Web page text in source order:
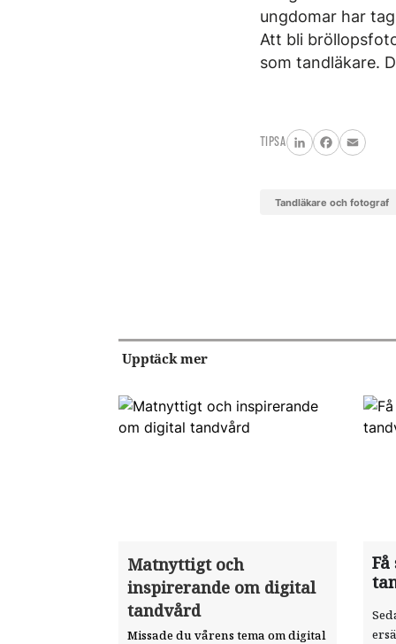
ungdomar har
Att bli
som tandläkare.
TIPSA
LinkedInFacebook
Email
tandläkare och fotograf
Upptäck mer
Matnyttigt och
inspirerande om digital
tandvård
Missade du vårens tema om digital